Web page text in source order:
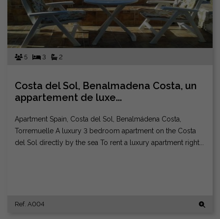
5 3 2
Costa del Sol, Benalmadena Costa, un
appartement de luxe...
Apartment Spain, Costa del Sol, Benalmádena Costa,
Torremuelle A luxury 3 bedroom apartment on the Costa
del Sol directly by the sea To rent a luxury apartment right...
Ref. A004